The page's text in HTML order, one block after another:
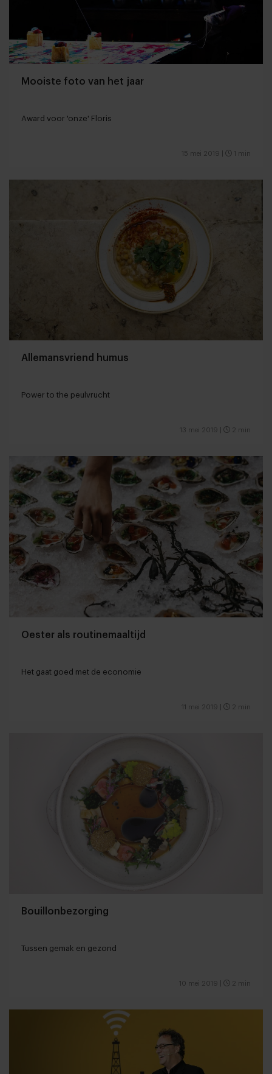
Mooiste foto van het jaar
Award voor 'onze' Floris
15 mei 2019 1 min
Allemansvriend humus
Power to the peulvrucht
13 mei 2019 2 min
Oester als routinemaaltijd
Het gaat goed met de economie
11 mei 2019 2 min
Bouillonbezorging
Tussen gemak en gezond
10 mei 2019 2 min